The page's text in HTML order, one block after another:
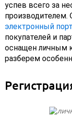
успев всего за
производителем.
электронный
покупателей и
оснащен личным
разберем